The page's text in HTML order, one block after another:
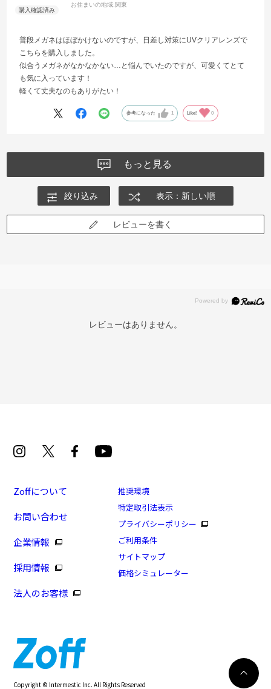
[Begin特集商品]軽くてしなやかな Zoff SMART
商品番号：ZJ71017-64A1/フレームカラー：グリーン(オ
リーブ)/単価：￥12,200
※商品が再入荷された際にメールでお知らせします。
※本サービスは商品の購入をお約束するものではありません。
※ご希望の商品が再入荷しない場合もございますので予めご了承ください。
※「再入荷お知らせメール」はZoffオンラインストアで取り扱っている商品が対象
再入荷のお知らせ
お住まいの地域:関東
普段メガネはほぼかけないのですが、日差し対策にUVクリアレンズで
こちらを購入しました。
似合うメガネがなかなかない…と悩んでいたのですが、可愛くてとて
も気に入っています！
軽くて丈夫なのもありがたい！
参考になった 1 Like! 0
もっと見る
絞り込み 表示：新しい順
レビューを書く
レビューはありません。
Zoffについて
お問い合わせ
企業情報
採用情報
法人のお客様
推奨環境
特定取引法表示
プライバシーポリシー
ご利用条件
サイトマップ
価格シミュレーター
Copyright © Intermestic Inc. All Rights Reserved